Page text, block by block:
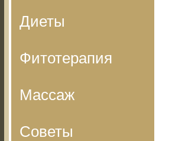
Диеты
Фитотерапия
Массаж
Советы